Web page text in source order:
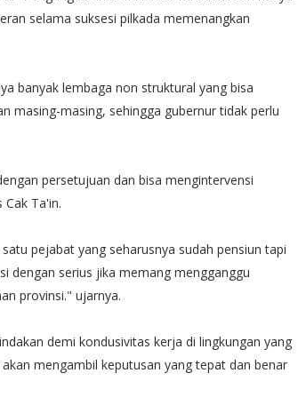
selama suksesi pilkada memenangkan
banyak lembaga non struktural yang bisa
masing-masing, sehingga gubernur tidak perlu
persetujuan dan bisa mengintervensi
Ta'in.
pejabat yang seharusnya sudah pensiun tapi
dengan serius jika memang mengganggu
provinsi." ujarnya.
demi kondusivitas kerja di lingkungan yang
mengambil keputusan yang tepat dan benar